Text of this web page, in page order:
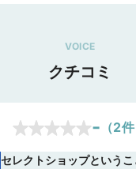
VOICE
クチコミ
- （2件
セレクトショップという